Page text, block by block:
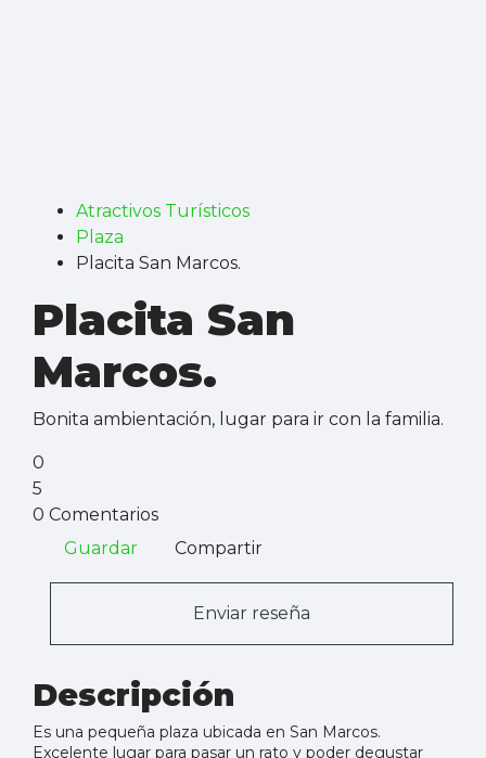
Atractivos Turísticos
Plaza
Placita San Marcos.
Placita San
Marcos.
Bonita ambientación, lugar para ir con la familia.
0
5
0 Comentarios
Guardar
Compartir
Enviar reseña
Descripción
Es una pequeña plaza ubicada en San Marcos.
Excelente lugar para pasar un rato y poder degustar